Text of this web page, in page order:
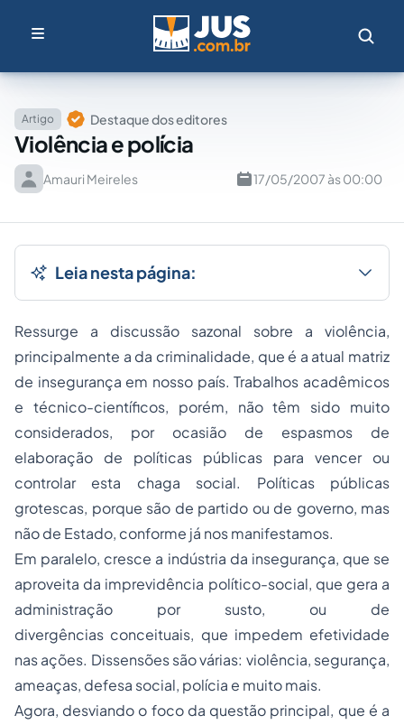
Artigo Destaque dos editores
Violência e polícia
Amauri Meireles 17/05/2007 às 00:00
Leia nesta página:
Ressurge a discussão sazonal sobre a violência,
principalmente a da criminalidade, que é a atual matriz
de insegurança em nosso país. Trabalhos acadêmicos
e técnico-científicos, porém, não têm sido muito
considerados, por ocasião de espasmos de
elaboração de políticas públicas para vencer ou
controlar esta chaga social. Políticas públicas
grotescas, porque são de partido ou de governo, mas
não de Estado, conforme já nos manifestamos.
Em paralelo, cresce a indústria da insegurança, que se
aproveita da imprevidência político-social, que gera a
administração por susto, ou de
divergências conceituais, que impedem efetividade
nas ações. Dissensões são várias: violência, segurança,
ameaças, defesa social, polícia e muito mais.
Agora, desviando o foco da questão principal, que é a